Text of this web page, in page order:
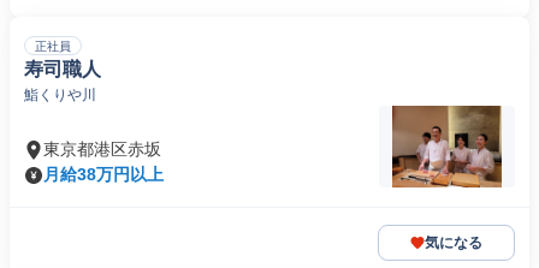
正社員
寿司職人
鮨くりや川
東京都港区赤坂
月給38万円以上
気になる